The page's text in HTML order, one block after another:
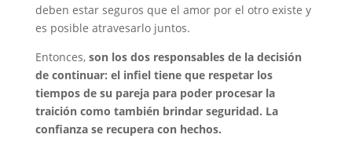
deben estar seguros que el amor por el otro existe y
es posible atravesarlo juntos.
Entonces, son los dos responsables de la decisión
de continuar: el infiel tiene que respetar los
tiempos de su pareja para poder procesar la
traición como también brindar seguridad. La
confianza se recupera con hechos.